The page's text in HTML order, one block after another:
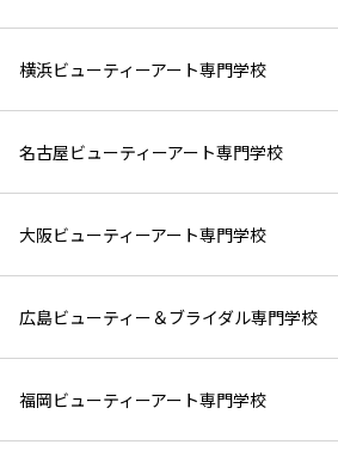
横浜ビューティーアート専門学校
名古屋ビューティーアート専門学校
大阪ビューティーアート専門学校
広島ビューティー＆ブライダル専門学校
福岡ビューティーアート専門学校